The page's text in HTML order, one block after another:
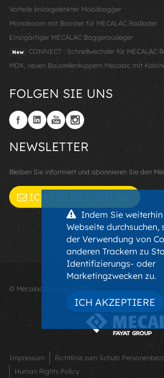
Vorteile knickgelenkter Mobilbagger
Monoboom mit Booster für MECALAC Radlader
Einzigartiger MECALAC Baggerausleger
New
CONNECT : Schnellwechsler für MECALAC
MDX, neuen Baustellenkippern Mecalac mit
FOLGEN SIE UNS
NEWSLETTER
Bleiben Sie informiert und abonnieren Sie den
ICH MELDE MICH AN!
© Mecalac Copyright 2026 - -
Impressum Richtlinie zum Schutz
Human Rights Policy
Indem Sie
Webseite durchsuchen,
der Verwendung von
anderen Trackern zu
Identifizierungs- oder
Marketingzwecken zu.
ICH AKZEPTIERE